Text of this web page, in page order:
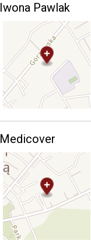
Iwona Pawlak
Medicover